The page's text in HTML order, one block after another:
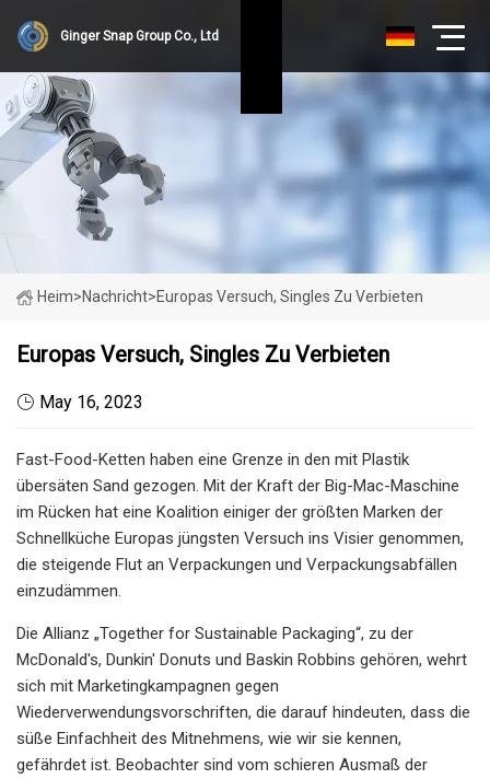
Ginger Snap Group Co., Ltd
Heim>Nachricht>Europas Versuch, Singles Zu Verbieten
Europas Versuch, Singles Zu Verbieten
May 16, 2023
Fast-Food-Ketten haben eine Grenze in den mit Plastik
übersäten Sand gezogen. Mit der Kraft der Big-Mac-Maschine
im Rücken hat eine Koalition einiger der größten Marken der
Schnellküche Europas jüngsten Versuch ins Visier genommen,
die steigende Flut an Verpackungen und Verpackungsabfällen
einzudämmen.
Die Allianz „Together for Sustainable Packaging“, zu der
McDonald's, Dunkin' Donuts und Baskin Robbins gehören, wehrt
sich mit Marketingkampagnen gegen
Wiederverwendungsvorschriften, die darauf hindeuten, dass die
süße Einfachheit des Mitnehmens, wie wir sie kennen,
gefährdet ist. Beobachter sind vom schieren Ausmaß der